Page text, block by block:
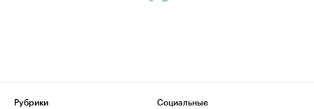
Рубрики
Социальные